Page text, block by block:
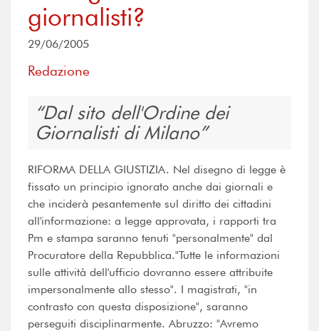
giornalisti?
29/06/2005
Redazione
Dal sito dell'Ordine dei
Giornalisti di Milano
RIFORMA DELLA GIUSTIZIA. Nel disegno di legge è
fissato un principio ignorato anche dai giornali e
che inciderà pesantemente sul diritto dei cittadini
all'informazione: a legge approvata, i rapporti tra
Pm e stampa saranno tenuti "personalmente" dal
Procuratore della Repubblica."Tutte le informazioni
sulle attività dell'ufficio dovranno essere attribuite
impersonalmente allo stesso". I magistrati, "in
contrasto con questa disposizione", saranno
perseguiti disciplinarmente. Abruzzo: "Avremo